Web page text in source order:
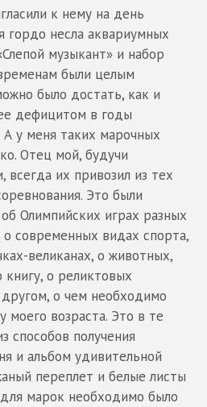
к нему на день
гордо несла аквариумных
музыкант» и набор
были целым
было достать, как и
дефицитом в годы
А у меня таких марочных
Отец мой, будучи
их привозил из тех
Это были
Олимпийских играх разных
современных видах спорта,
великанах, о животных,
о реликтовых
о чем необходимо
моего возраста. Это в те
способов получения
и альбом удивительной
переплет и белые листы
марок необходимо было